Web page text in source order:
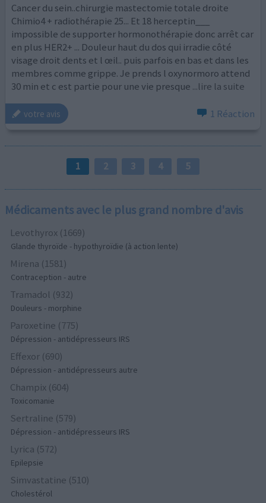
Cancer du sein..chirurgie mastectomie totale droite
Chimio4 + radiothérapie 25... Et 18 herceptin___
impossible de supporter hormonothérapie donc arrêt car
en plus HER2+ ... Douleur haut du dos qui irradie côté
visage droit dents et l œil.. puis parfois en bas et dans les
membres comme grippe. Je prends l oxynormoro attend
30 min et c est partie pour une vie presque ...lire la suite
votre avis 1 Réaction
1 2 3 4 5
Médicaments avec le plus grand nombre d'avis
Levothyrox (1669)
Glande thyroïde - hypothyroïdie (à action lente)
Mirena (1581)
Contraception - autre
Tramadol (932)
Douleurs - morphine
Paroxetine (775)
Dépression - antidépresseurs IRS
Effexor (690)
Dépression - antidépresseurs autre
Champix (604)
Toxicomanie
Sertraline (579)
Dépression - antidépresseurs IRS
Lyrica (572)
Epilepsie
Simvastatine (510)
Cholestérol